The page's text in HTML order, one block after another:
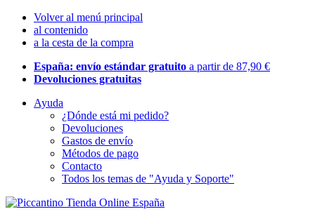
Volver al menú principal
al contenido
a la cesta de la compra
España: envío estándar gratuito a partir de 87,90 €
Devoluciones gratuitas
Ayuda
¿Dónde está mi pedido?
Devoluciones
Gastos de envío
Métodos de pago
Contacto
Todos los temas de "Ayuda y Soporte"